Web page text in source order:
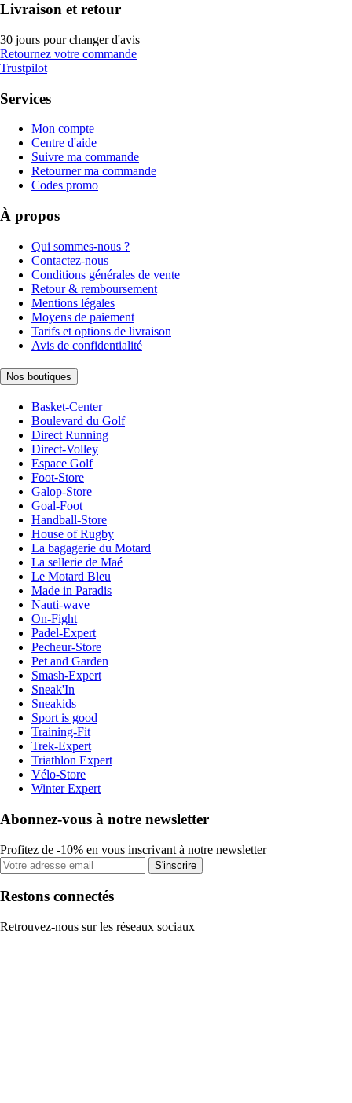
Livraison et retour
30 jours pour changer d'avis
Retournez votre commande
Trustpilot
Services
Mon compte
Centre d'aide
Suivre ma commande
Retourner ma commande
Codes promo
À propos
Qui sommes-nous ?
Contactez-nous
Conditions générales de vente
Retour & remboursement
Mentions légales
Moyens de paiement
Tarifs et options de livraison
Avis de confidentialité
Nos boutiques
Basket-Center
Boulevard du Golf
Direct Running
Direct-Volley
Espace Golf
Foot-Store
Galop-Store
Goal-Foot
Handball-Store
House of Rugby
La bagagerie du Motard
La sellerie de Maé
Le Motard Bleu
Made in Paradis
Nauti-wave
On-Fight
Padel-Expert
Pecheur-Store
Pet and Garden
Smash-Expert
Sneak'In
Sneakids
Sport is good
Training-Fit
Trek-Expert
Triathlon Expert
Vélo-Store
Winter Expert
Abonnez-vous à notre newsletter
Profitez de -10% en vous inscrivant à notre newsletter
S'inscrire
Restons connectés
Retrouvez-nous sur les réseaux sociaux